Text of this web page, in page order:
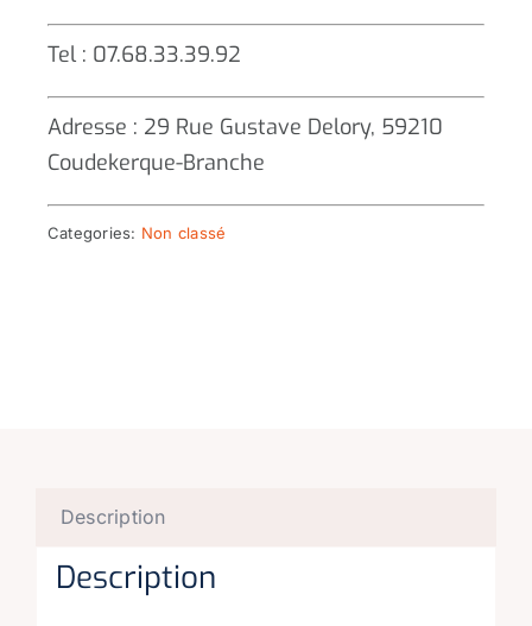
Tel : 07.68.33.39.92
Adresse : 29 Rue Gustave Delory, 59210
Coudekerque-Branche
Categories: Non classé
Description
Description